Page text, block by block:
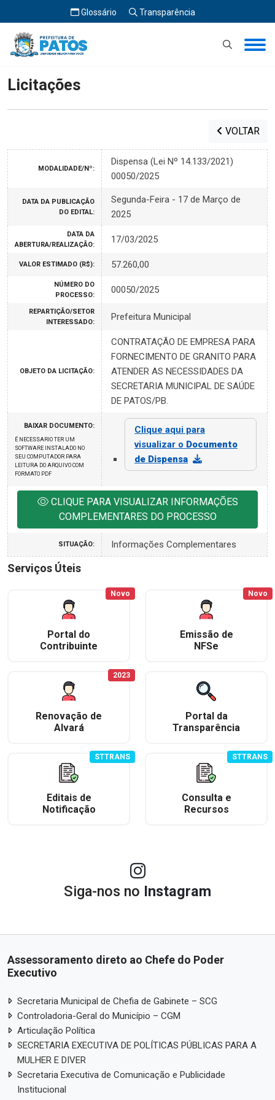
Glossário Transparência
Início Licitações
Licitações
VOLTAR
MODALIDADE/Nº:
Dispensa (Lei Nº 14.133/2021)
00050/2025
DATA DA PUBLICAÇÃO
DO EDITAL:
Segunda-Feira - 17 de Março de
2025
DATA DA
ABERTURA/REALIZAÇÃO:
17/03/2025
VALOR ESTIMADO (R$): 57.260,00
NÚMERO DO
PROCESSO:
00050/2025
REPARTIÇÃO/SETOR
INTERESSADO:
Prefeitura Municipal
OBJETO DA LICITAÇÃO:
CONTRATAÇÃO DE EMPRESA PARA
FORNECIMENTO DE GRANITO PARA
ATENDER AS NECESSIDADES DA
SECRETARIA MUNICIPAL DE SAÚDE
DE PATOS/PB.
BAIXAR DOCUMENTO:
É NECESSARIO TER UM
SOFTWARE INSTALADO NO
SEU COMPUTADOR PARA
LEITURA DO ARQUIVO COM
FORMATO PDF
Clique aqui para
visualizar o Documento
de Dispensa
CLIQUE PARA VISUALIZAR INFORMAÇÕES
COMPLEMENTARES DO PROCESSO
SITUAÇÃO: Informações Complementares
Serviços Úteis
Portal do
Contribuinte
Novo
Emissão de
NFSe
Novo
Renovação de
Alvará
2023
Portal da
Transparência
Editais de
Notificação
STTRANS
Consulta e
Recursos
STTRANS
Siga-nos no Instagram
Assessoramento direto ao Chefe do Poder
Executivo
Secretaria Municipal de Chefia de Gabinete – SCG
Controladoria-Geral do Município – CGM
Articulação Política
SECRETARIA EXECUTIVA DE POLÍTICAS PÚBLICAS PARA A
MULHER E DIVER
Secretaria Executiva de Comunicação e Publicidade
Institucional